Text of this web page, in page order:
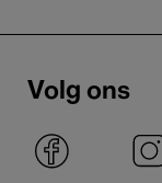
Volg ons